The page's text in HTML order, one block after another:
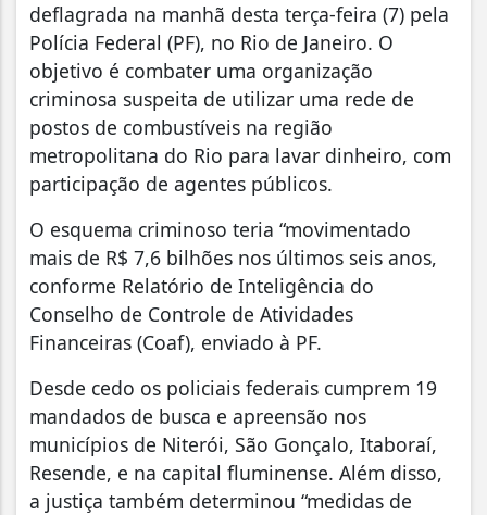
deflagrada na manhã desta terça-feira (7) pela
Polícia Federal (PF), no Rio de Janeiro. O
objetivo é combater uma organização
criminosa suspeita de utilizar uma rede de
postos de combustíveis na região
metropolitana do Rio para lavar dinheiro, com
participação de agentes públicos.
O esquema criminoso teria “movimentado
mais de R$ 7,6 bilhões nos últimos seis anos,
conforme Relatório de Inteligência do
Conselho de Controle de Atividades
Financeiras (Coaf), enviado à PF.
Desde cedo os policiais federais cumprem 19
mandados de busca e apreensão nos
municípios de Niterói, São Gonçalo, Itaboraí,
Resende, e na capital fluminense. Além disso,
a justiça também determinou “medidas de